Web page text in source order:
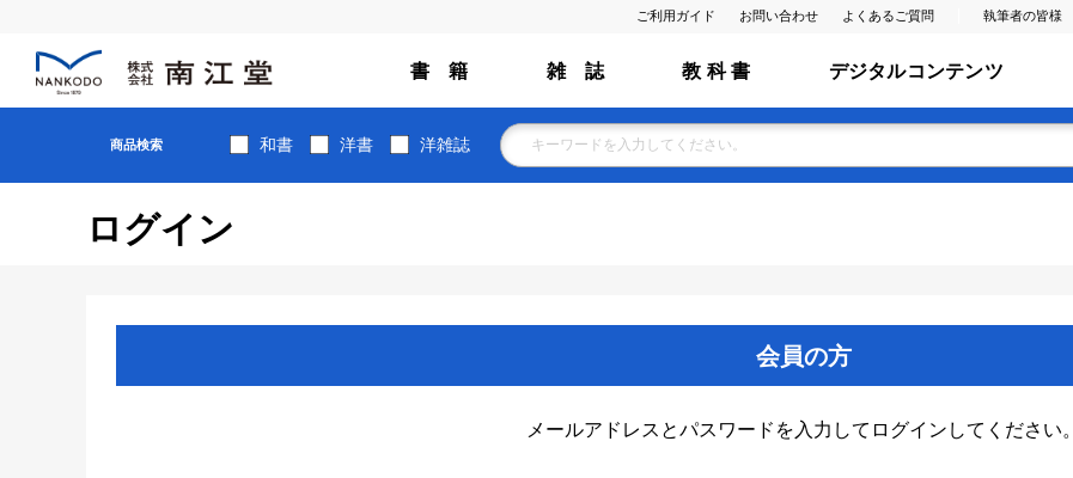
ご利用ガイド お問い合わせ よくあるご質問 執筆者の皆様
書 籍 雑 誌 教 科 書 デジタルコンテンツ
商品検索 和書 洋書 洋雑誌
ログイン
会員の方
メールアドレスとパスワードを入力してログインしてください。